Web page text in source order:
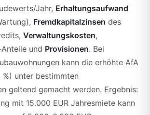
Jahr, Erhaltungsaufwand
Fremdkapitalzinsen des
Verwaltungskosten,
und Provisionen. Bei
kann die erhöhte AfA
unter bestimmten
geltend gemacht werden. Ergebnis:
mit 15.000 EUR Jahresmiete kann